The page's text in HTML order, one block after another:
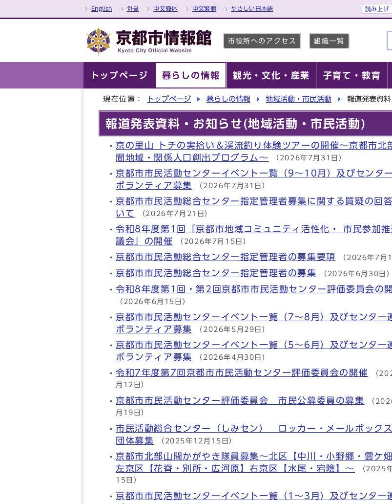
English 한글 中文簡体 中文繁體 やさしい日本語 読み上げ
市役所へのアクセス 組織一覧
トップページ 暮らしの情報 観光・文化・産業 子育て・教育
現在位置： トップページ 暮らしの情報 地域活動・市民活動 報道発表資
報道発表資料・お知らせ(地域活動・市民活動)
京の里山 トチの実拾い＆渓流釣り体験ツアーの開催～京都市北
間地域・関係人口創出プログラム～ （2026年7月31日）
京都市市民活動センターイベント一覧（9～10月）及びセンタ
ボランティア募集 （2026年7月31日）
京都市市民活動総合センター指定管理者募集に関する質疑の回
いて （2026年7月21日）
令和8年度第1回「京都市地域コミュニティ活性化・ 市民参加推
議会」の開催 （2026年7月15日）
京都市市民活動総合センター指定管理者の募集要項 （2026年7月1
京都市市民活動総合センター指定管理者の募集 （2026年6月30日）
令和8年度第1回・第2回京都市市民活動センター評価委員会の
（2026年6月15日）
京都市市民活動センターイベント一覧（7～8月）及びセンター
ボランティア募集 （2026年5月29日）
京都市市民活動センターイベント一覧（5～6月）及びセンター
ボランティア募集 （2026年4月30日）
令和7年度第7回京都市市民活動センター評価委員会の開催 （
月12日）
京都市市民活動センター評価委員会 市民公募委員の募集 （
月19日）
市民活動総合センター（しみセン） ロッカー・メールボック
団体募集 （2025年12月15日）
京都市北部山間かがやき隊員募集～北区【中川・小野郷・雲ケ畑
左京区【花脊・別所・広河原】右京区【水尾・宕陰】～ （2025
15日）
京都市市民活動センターイベント一覧（1～3月）及びセンター